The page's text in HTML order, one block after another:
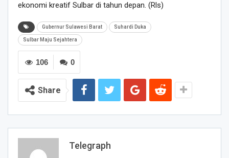
ekonomi kreatif Sulbar di tahun depan. (Rls)
Gubernur Sulawesi Barat Suhardi Duka
Sulbar Maju Sejahtera
0
106
Share
Telegraph